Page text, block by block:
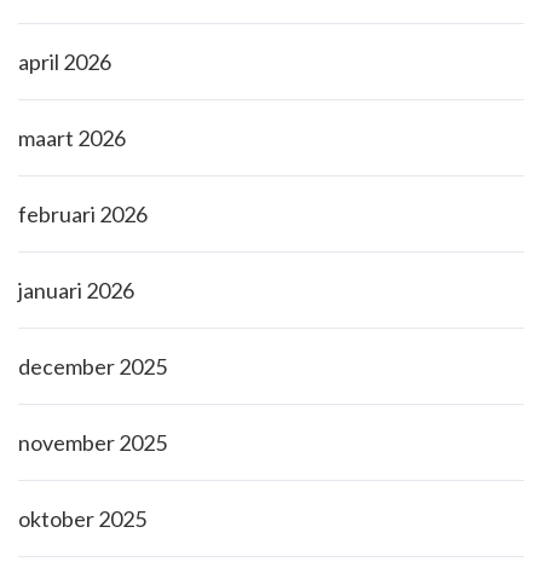
april 2026
maart 2026
februari 2026
januari 2026
december 2025
november 2025
oktober 2025